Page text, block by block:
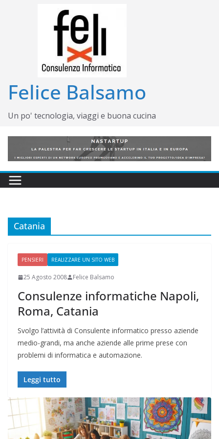
Felice Balsamo
Un po' tecnologia, viaggi e buona cucina
Catania
PENSIERI REALIZZARE UN SITO WEB
25 Agosto 2008 Felice Balsamo
Consulenze informatiche Napoli,
Roma, Catania
Svolgo l’attività di Consulente informatico presso aziende
medio-grandi, ma anche aziende alle prime prese con
problemi di informatica e automazione.
Leggi tutto